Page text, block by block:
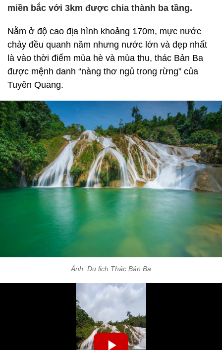
miền bắc với 3km được chia thành ba tầng.
Nằm ở độ cao địa hình khoảng 170m, mực nước
chảy đều quanh năm nhưng nước lớn và đẹp nhất
là vào thời điểm mùa hè và mùa thu, thác Bản Ba
được mệnh danh “nàng thơ ngủ trong rừng” của
Tuyên Quang.
Ảnh: Du lịch Thác Bản Ba